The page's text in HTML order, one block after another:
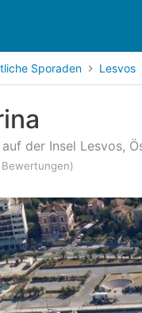
Sporaden Lesvos
der Insel Lesvos,
auf
Bewertungen)